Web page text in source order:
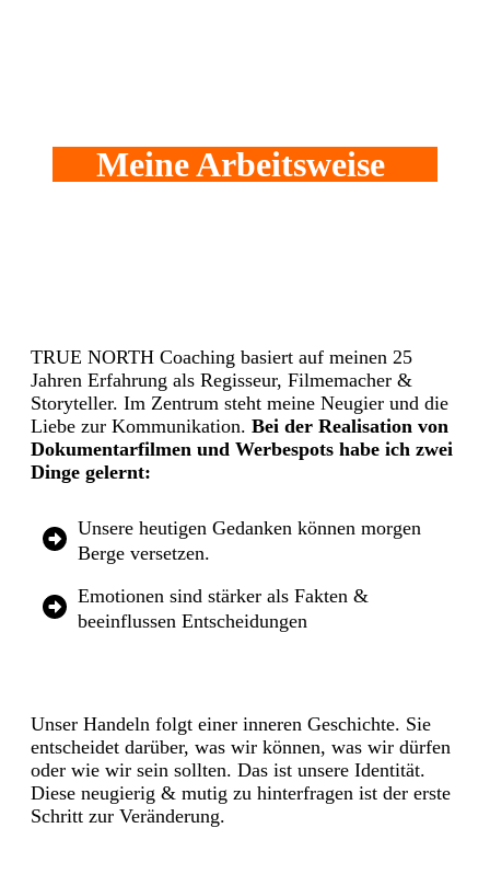
Meine Arbeitsweise
TRUE NORTH Coaching basiert auf meinen 25
Jahren Erfahrung als Regisseur, Filmemacher &
Storyteller. Im Zentrum steht meine Neugier und die
Liebe zur Kommunikation. Bei der Realisation von
Dokumentarfilmen und Werbespots habe ich zwei
Dinge gelernt:
Unsere heutigen Gedanken können morgen
Berge versetzen.
Emotionen sind stärker als Fakten &
beeinflussen Entscheidungen
Unser Handeln folgt einer inneren Geschichte. Sie
entscheidet darüber, was wir können, was wir dürfen
oder wie wir sein sollten. Das ist unsere Identität.
Diese neugierig & mutig zu hinterfragen ist der erste
Schritt zur Veränderung.